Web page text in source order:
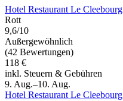
Hotel Restaurant Le Cleebourg
Rott
9,6/10
Außergewöhnlich
(42 Bewertungen)
118 €
inkl. Steuern & Gebühren
9. Aug.–10. Aug.
Hotel Restaurant Le Cleebourg